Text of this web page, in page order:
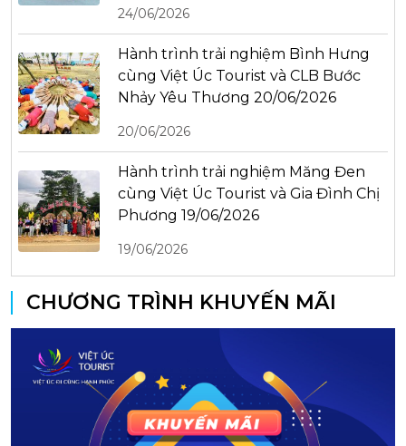
24/06/2026
Hành trình trải nghiệm Bình Hưng
cùng Việt Úc Tourist và CLB Bước
Nhảy Yêu Thương 20/06/2026
20/06/2026
Hành trình trải nghiệm Măng Đen
cùng Việt Úc Tourist và Gia Đình Chị
Phương 19/06/2026
19/06/2026
CHƯƠNG TRÌNH KHUYẾN MÃI